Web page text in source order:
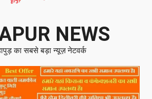
NEWS
का सबसे बड़ा न्यूज़ नेटवर्क